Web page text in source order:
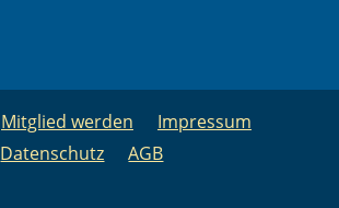
Mitglied werden
Impressum
Datenschutz
AGB